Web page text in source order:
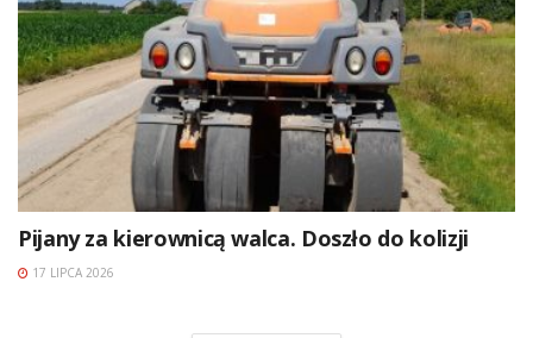
Pijany za kierownicą walca. Doszło do kolizji
17 LIPCA 2026